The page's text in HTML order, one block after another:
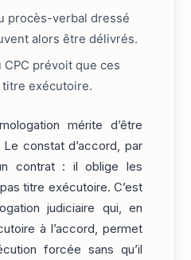
procès-verbal dressé
alors être délivrés.
CPC prévoit que ces
exécutoire.
mérite d’être
constat d’accord, par
contrat : il oblige les
titre exécutoire. C’est
judiciaire qui, en
à l’accord, permet
forcée sans qu’il